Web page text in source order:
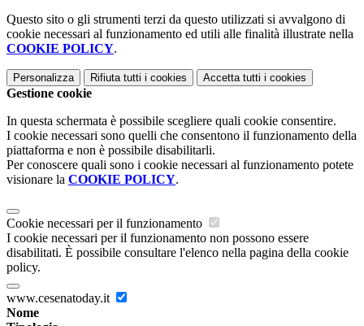
Questo sito o gli strumenti terzi da questo utilizzati si avvalgono di
cookie necessari al funzionamento ed utili alle finalità illustrate nella
COOKIE POLICY.
Personalizza Rifiuta tutti i cookies Accetta tutti i cookies
Gestione cookie
In questa schermata è possibile scegliere quali cookie consentire.
I cookie necessari sono quelli che consentono il funzionamento della
piattaforma e non è possibile disabilitarli.
Per conoscere quali sono i cookie necessari al funzionamento potete
visionare la COOKIE POLICY.
Cookie necessari per il funzionamento
I cookie necessari per il funzionamento non possono essere
disabilitati. È possibile consultare l'elenco nella pagina della cookie
policy.
www.cesenatoday.it
Nome